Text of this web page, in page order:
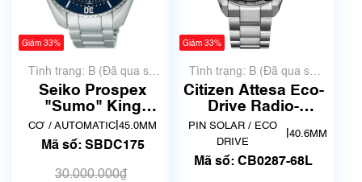
Giảm 33%
Tình trạng: B (Đã qua sử
dụng, hàng đẹp, có chút
xước dăm)
Seiko Prospex
"Sumo" King
SBDC175
CƠ / AUTOMATIC 45.0MM
Mã số: SBDC175
30.000.000₫
Giảm 33%
Tình trạng: B (Đã qua sử
dụng, hàng đẹp, có chút
xước dăm)
Citizen Attesa Eco-
Drive Radio-
Controlled CB0287-
68L
PIN SOLAR / ECO
DRIVE
40.6MM
Mã số: CB0287-68L